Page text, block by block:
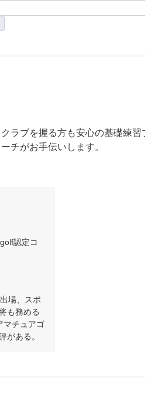
ラブを握る方も安心の基礎練
チがお手伝いします。
認定コ
場、スポ
も務める
マチュアゴ
がある。